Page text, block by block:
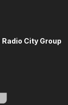
Radio City Group